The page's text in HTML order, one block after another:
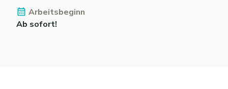
Arbeitsbeginn
Ab sofort!